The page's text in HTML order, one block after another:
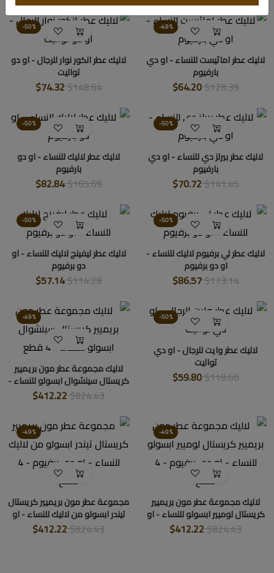
-49%
لاليك عطر اماثيست للنساء - او دي
بارفيوم
$128.39
$64.20
-50%
لاليك عطر انكور نوار للرجال - او دو
تواليت
$148.64
$74.32
-50%
لاليك عطر بيرلز دي للنساء - او دي
بارفيوم
$141.45
$70.72
-50%
لاليك عطر لاليك للنساء - او دو
بارفيوم
$165.69
$82.84
-50%
لاليك عطر لي برفيوم لاليك للنساء -
او دو برفيوم
$173.14
$86.57
-50%
لاليك عطر ليفينج لاليك للنساء - او
دو برفيوم
$114.28
$57.14
-50%
لاليك عطر وايت للرجال - او دي
تواليت
$119.60
$59.80
-49%
لاليك مجموعة عطر مون بريميير
كريستال سينشوال ابسولو للنساء -
4 قطع
$824.43
$412.22
-49%
لاليك مجموعة عطر مون بريميير
كريستال لوميير ابسولو للنساء - او
دي برفيوم - 4 قطع
$824.43
$412.22
-49%
مجموعة عطر مون بريميير كريستال
تيندر ابسولو من لاليك للنساء - او
دي برفيوم - 4 قطع
$824.43
$412.22